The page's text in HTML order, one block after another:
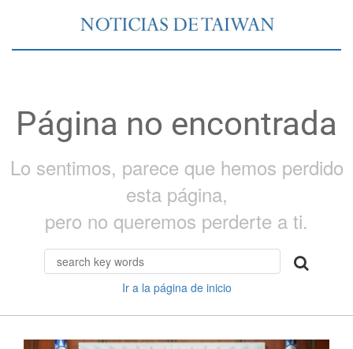
Página no encontrada
Lo sentimos, parece que hemos perdido
esta página,
pero no queremos perderte a ti.
Ir a la página de inicio